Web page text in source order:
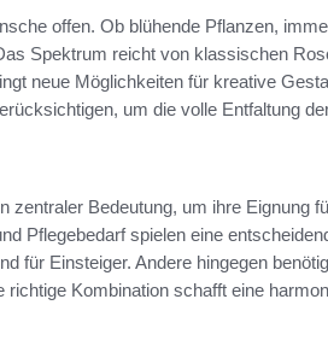
offen. Ob blühende Pflanzen,
Spektrum reicht von klassischen
neue Möglichkeiten für kreative
um die volle Entfaltung
zentraler Bedeutung, um ihre Eignung
Pflegebedarf spielen eine
für Einsteiger. Andere hingegen
Kombination schafft eine